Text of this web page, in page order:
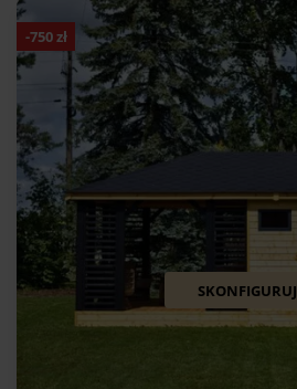
-750zł
SKONFIGURUJ